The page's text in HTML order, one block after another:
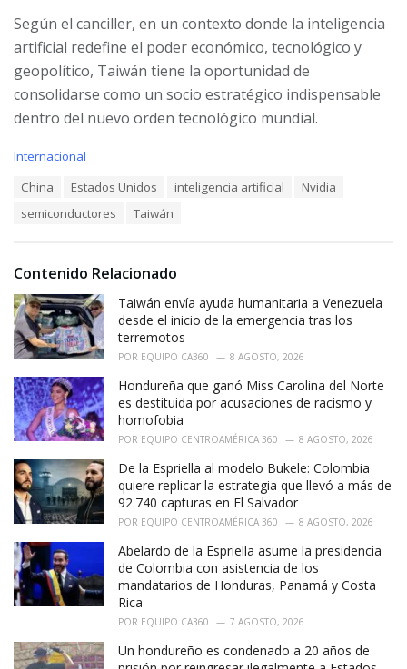
Según el canciller, en un contexto donde la inteligencia
artificial redefine el poder económico, tecnológico y
geopolítico, Taiwán tiene la oportunidad de
consolidarse como un socio estratégico indispensable
dentro del nuevo orden tecnológico mundial.
C
i
s
:
Internacional
China Estados Unidos inteligencia artificial
Nvidia
semiconductores
Taiwán
Contenido Relacionado
Taiwán envía ayuda humanitaria a Venezuela
desde el inicio de la emergencia tras los
terremotos
POR EQUIPO CA360 8 AGOSTO, 2026
Hondureña que ganó Miss Carolina del Norte
es destituida por acusaciones de racismo y
homofobia
POR EQUIPO CENTROAMÉRICA 360 8 AGOSTO, 2026
De la Espriella al modelo Bukele: Colombia
quiere replicar la estrategia que llevó a más de
92.740 capturas en El Salvador
POR EQUIPO CENTROAMÉRICA 360 8 AGOSTO, 2026
Abelardo de la Espriella asume la presidencia
de Colombia con asistencia de los
mandatarios de Honduras, Panamá y Costa
Rica
POR EQUIPO CA360 7 AGOSTO, 2026
Un hondureño es condenado a 20 años de